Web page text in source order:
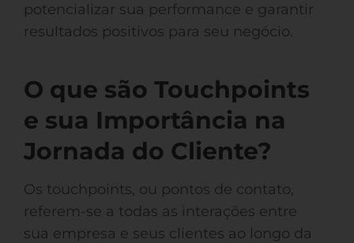
potencializar sua performance e garantir
resultados positivos para seu negócio.
O que são Touchpoints
e sua Importância na
Jornada do Cliente?
Os touchpoints, ou pontos de contato,
referem-se a todas as interações entre
sua empresa e seus clientes ao longo da